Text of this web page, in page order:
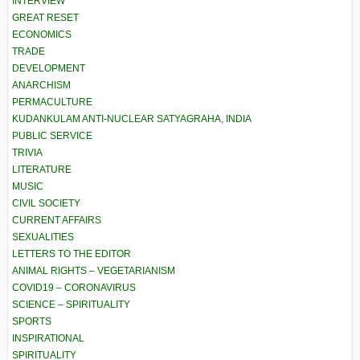
GREAT RESET
ECONOMICS
TRADE
DEVELOPMENT
ANARCHISM
PERMACULTURE
KUDANKULAM ANTI-NUCLEAR SATYAGRAHA, INDIA
PUBLIC SERVICE
TRIVIA
LITERATURE
MUSIC
CIVIL SOCIETY
CURRENT AFFAIRS
SEXUALITIES
LETTERS TO THE EDITOR
ANIMAL RIGHTS – VEGETARIANISM
COVID19 – CORONAVIRUS
SCIENCE – SPIRITUALITY
SPORTS
INSPIRATIONAL
SPIRITUALITY